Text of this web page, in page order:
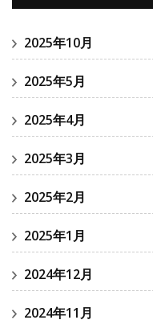
2025年10月
2025年5月
2025年4月
2025年3月
2025年2月
2025年1月
2024年12月
2024年11月